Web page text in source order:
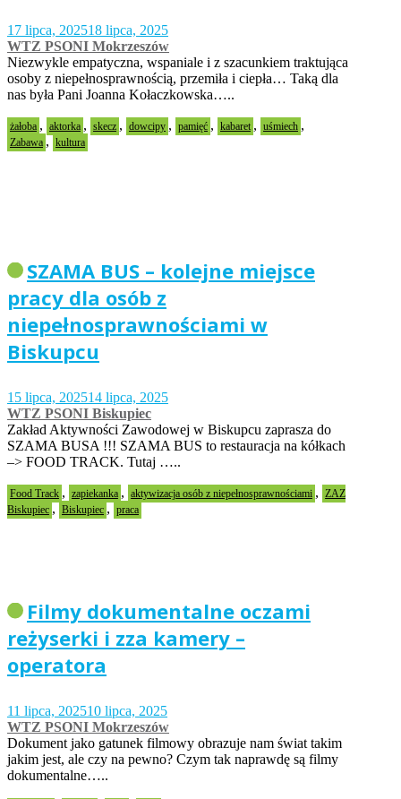
17 lipca, 202518 lipca, 2025
WTZ PSONI Mokrzeszów
Niezwykle empatyczna, wspaniale i z szacunkiem traktująca
osoby z niepełnosprawnością, przemiła i ciepła… Taką dla
nas była Pani Joanna Kołaczkowska…..
żałoba , aktorka , skecz , dowcipy , pamięć , kabaret , uśmiech ,
Zabawa , kultura
SZAMA BUS – kolejne miejsce
pracy dla osób z
niepełnosprawnościami w
Biskupcu
15 lipca, 202514 lipca, 2025
WTZ PSONI Biskupiec
Zakład Aktywności Zawodowej w Biskupcu zaprasza do
SZAMA BUSA !!! SZAMA BUS to restauracja na kółkach
–> FOOD TRACK. Tutaj …..
Food Track , zapiekanka , aktywizacja osób z niepełnosprawnościami ,
ZAZ
Biskupiec , Biskupiec , praca
Filmy dokumentalne oczami
reżyserki i zza kamery –
operatora
11 lipca, 202510 lipca, 2025
WTZ PSONI Mokrzeszów
Dokument jako gatunek filmowy obrazuje nam świat takim
jakim jest, ale czy na pewno? Czym tak naprawdę są filmy
dokumentalne…..